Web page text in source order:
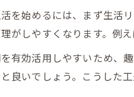
通
夜勤専
夜
を始めるには、まず生活
がしやすくなります。例
有効活用しやすいため、
良いでしょう。こうした